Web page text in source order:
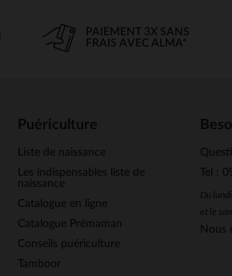
PAIEMENT 3X SANS
FRAIS AVEC ALMA*
Puériculture
Liste de naissance
Les indispensables liste de
naissance
Catalogue en ligne
Catalogue Prémaman
Conseils puériculture
Tamboor
Tel :
Du
et le
Nous